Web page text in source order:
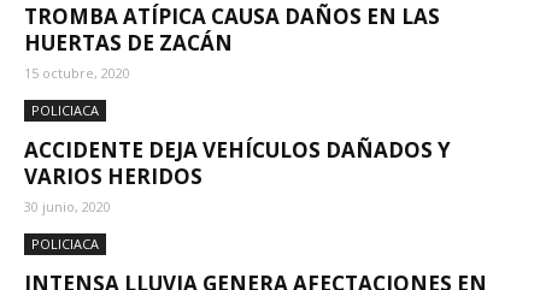
TROMBA ATÍPICA CAUSA DAÑOS EN LAS
HUERTAS DE ZACÁN
15 octubre, 2020
POLICIACA
ACCIDENTE DEJA VEHÍCULOS DAÑADOS Y
VARIOS HERIDOS
30 junio, 2020
POLICIACA
INTENSA LLUVIA GENERA AFECTACIONES EN